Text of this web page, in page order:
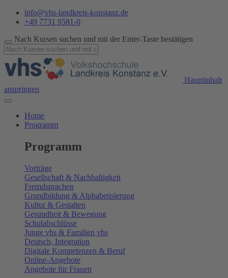
info@vhs-landkreis-konstanz.de
+49 7731 9581-0
Nach Kursen suchen und mit der Enter-Taste bestätigen
Hauptinhalt
anspringen
Home
Programm
Programm
Vorträge
Gesellschaft & Nachhaltigkeit
Fremdsprachen
Grundbildung & Alphabetisierung
Kultur & Gestalten
Gesundheit & Bewegung
Schulabschlüsse
Junge vhs & Familien vhs
Deutsch, Integration
Digitale Kompetenzen & Beruf
Online-Angebote
Angebote für Frauen